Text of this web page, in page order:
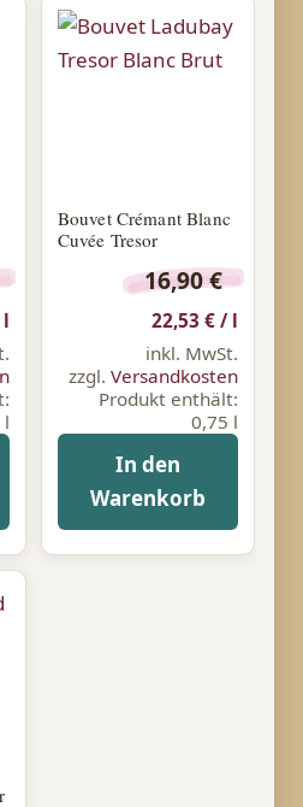
l
l
Bouvet Crémant Blanc
Cuvée Tresor
16,90€
22,53€ / l
inkl. MwSt.
zzgl.Versandkosten
Produkt enthält:
0,75 l
In den
Warenkorb